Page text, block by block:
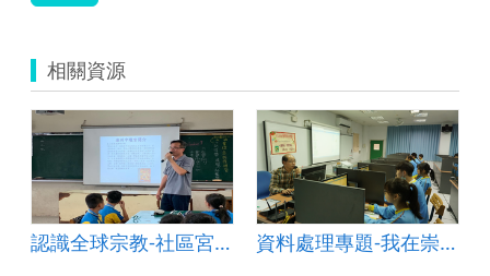
相關資源
認識全球宗教-社區宮廟踏查 資料處理專題-我在崇林,天氣晴